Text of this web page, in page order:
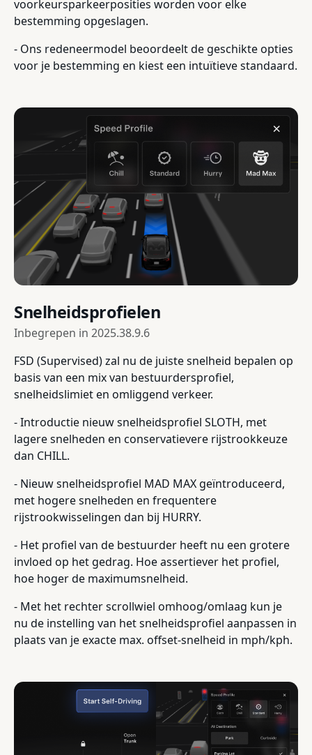
voorkeursparkeerposities worden voor elke
bestemming opgeslagen.
- Ons redeneermodel beoordeelt de geschikte opties
voor je bestemming en kiest een intuïtieve standaard.
Snelheidsprofielen
Inbegrepen in 2025.38.9.6
FSD (Supervised) zal nu de juiste snelheid bepalen op
basis van een mix van bestuurdersprofiel,
snelheidslimiet en omliggend verkeer.
- Introductie nieuw snelheidsprofiel SLOTH, met
lagere snelheden en conservatievere rijstrookkeuze
dan CHILL.
- Nieuw snelheidsprofiel MAD MAX geïntroduceerd,
met hogere snelheden en frequentere
rijstrookwisselingen dan bij HURRY.
- Het profiel van de bestuurder heeft nu een grotere
invloed op het gedrag. Hoe assertiever het profiel,
hoe hoger de maximumsnelheid.
- Met het rechter scrollwiel omhoog/omlaag kun je
nu de instelling van het snelheidsprofiel aanpassen in
plaats van je exacte max. offset-snelheid in mph/kph.